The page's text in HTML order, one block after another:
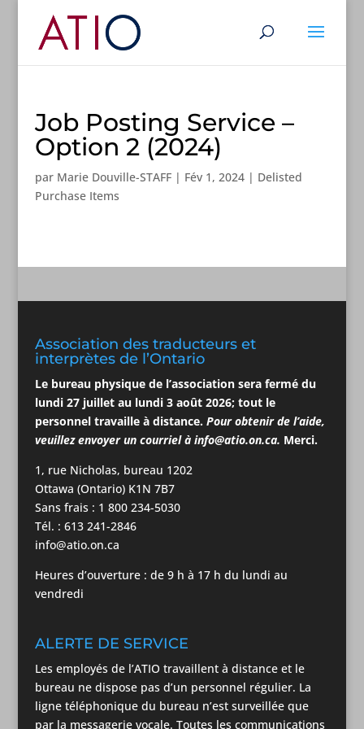
Job Posting Service –
Option 2 (2024)
par Marie Douville-STAFF| Fév 1, 2024| Delisted
Purchase Items
Association des traducteurs et
interprètes de l’Ontario
Le bureau physique de l’association serafermé du
lundi 27 juillet au lundi 3 août 2026; tout le
personnel travaille à distance. Pour obtenir de l’aide,
veuillez envoyer un courriel à info@atio.on.ca. Merci.
1, rue Nicholas, bureau 1202
Ottawa (Ontario) K1N 7B7
Sans frais : 1 800 234-5030
Tél. : 613 241-2846
info@atio.on.ca
Heures d’ouverture : de 9 h à 17 h du lundi au
vendredi
ALERTE DE SERVICE
Les employés de l’ATIO travaillent à distance et le
bureau ne dispose pas d’un personnel régulier. La
ligne téléphonique du bureau n’est surveillée que
par la messagerie vocale. Toutes les communications